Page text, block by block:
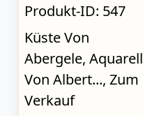
Produkt-ID: 547
Küste Von
Abergele, Aquarell
Von Albert..., Zum
Verkauf